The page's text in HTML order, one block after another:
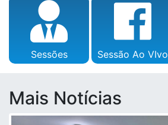
Sessões Sessão Ao VIvo
Mais Notícias